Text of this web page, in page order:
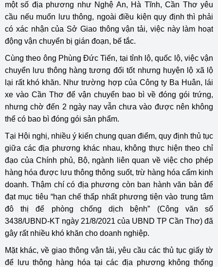
một số địa phương như Nghệ An, Hà Tĩnh, Cần Thơ yêu
cầu nếu muốn lưu thông, ngoài điều kiện quy định thì phải
có xác nhận của Sở Giao thông vận tải, việc này làm hoạt
động vận chuyển bị gián đoạn, bế tắc.
Cùng theo ông Phùng Đức Tiến, tại tỉnh lộ, quốc lộ, việc vận
chuyển lưu thông hàng tương đối tốt nhưng huyện lộ xã lộ
lại rất khó khăn. Như trường hợp của Công ty Ba Huân, lái
xe vào Cần Thơ để vận chuyển bao bì về đóng gói trứng,
nhưng chờ đến 2 ngày nay vẫn chưa vào được nên không
thể có bao bì đóng gói sản phẩm.
Tại Hội nghị, nhiều ý kiến chung quan điểm, quy định thủ tục
giữa các địa phương khác nhau, không thực hiện theo chỉ
đạo của Chính phủ, Bộ, ngành liên quan về việc cho phép
hàng hóa được lưu thông thông suốt, trừ hàng hóa cấm kinh
doanh. Thậm chí có địa phương còn ban hành văn bản để
đạt mục tiêu “hạn chế thấp nhất phương tiện vào trung tâm
đô thị để phòng chống dịch bệnh” (Công văn số
3438/UBND-KT ngày 21/8/2021 của UBND TP Cần Thơ) đã
gây rất nhiều khó khăn cho doanh nghiệp.
Mặt khác, về giao thông vận tải, yêu cầu các thủ tục giấy tờ
để lưu thông hàng hóa tại các địa phương không thống